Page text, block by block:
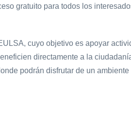
gratuito para todos los
cuyo objetivo es apoyar
directamente a la
podrán disfrutar de un